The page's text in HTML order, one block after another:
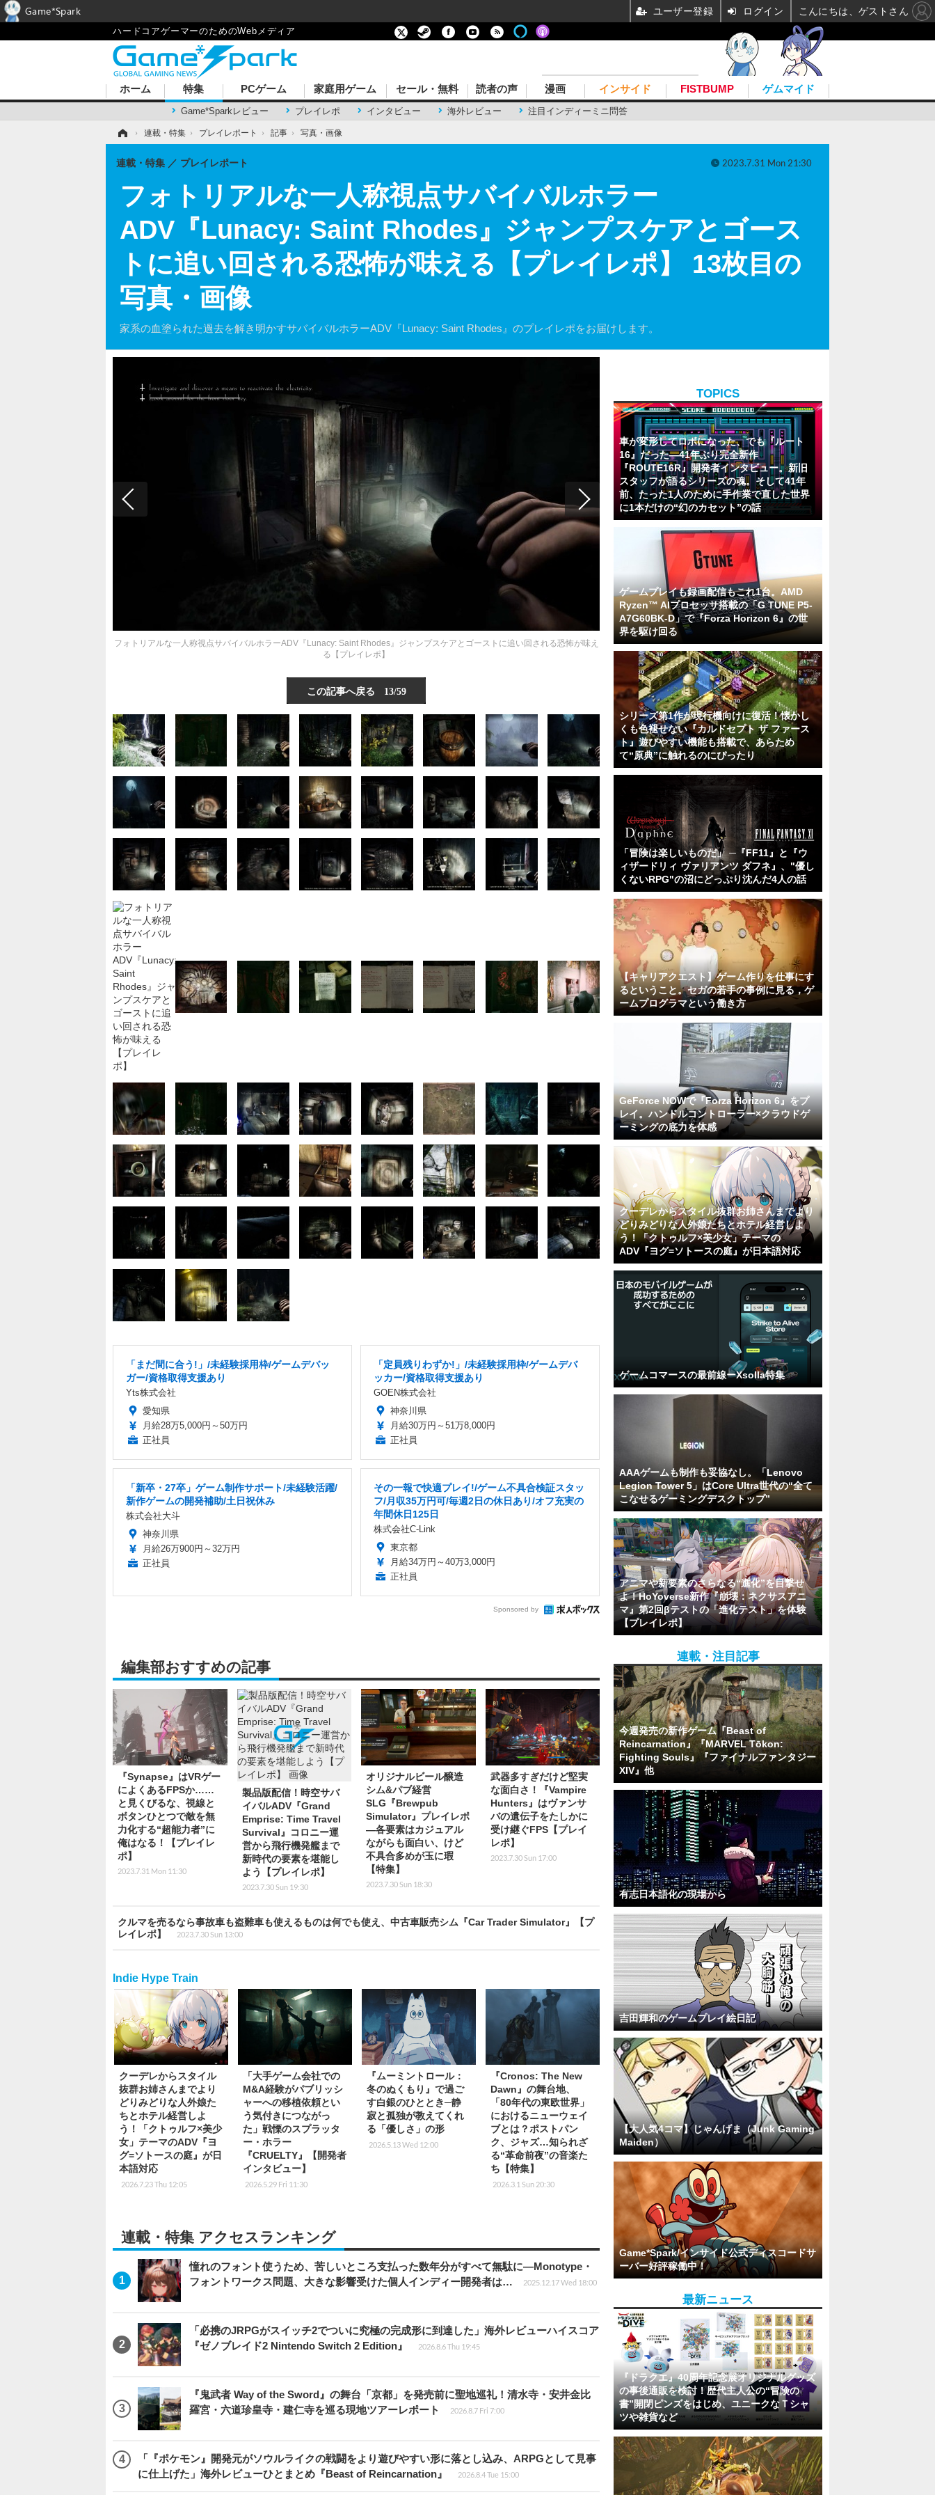
ハードコアゲーマーのためのWebメディア
ホーム 特集
Game*Sparkレビュー プレイレポ インタビュー 海外レビュー 注目インディーミニ問答
PCゲーム 家庭用ゲーム セール・無料 読者の声 漫画 インサイド FISTBUMP ゲムマイド
› 連載・特集 › プレイレポート › 記事 › 写真・画像
フォトリアルな一人称視点サバイバルホラー
ADV『Lunacy: Saint Rhodes』ジャンプスケアとゴース
トに追い回される恐怖が味える【プレイレポ】 13枚目の
写真・画像
家系の血塗られた過去を解き明かすサバイバルホラーADV『Lunacy: Saint Rhodes』のプレイレポをお届けします。
連載・特集 プレイレポート 2023.7.31 Mon 21:30
フォトリアルな一人称視点サバイバルホラーADV『Lunacy: Saint Rhodes』ジャンプスケアとゴーストに追い回される恐怖が味え
る【プレイレポ】
この記事へ戻る 13/59
「まだ間に合う!」/未経験採用枠/ゲームデバッ
ガー/資格取得支援あり
Yts株式会社
愛知県
月給28万5,000円～50万円
正社員
「定員残りわずか!」/未経験採用枠/ゲームデバ
ッカー/資格取得支援あり
GOEN株式会社
神奈川県
月給30万円～51万8,000円
正社員
「新卒・27卒」ゲーム制作サポート/未経験活躍/
新作ゲームの開発補助/土日祝休み
株式会社大斗
神奈川県
月給26万900円～32万円
正社員
その一報で快適プレイ!/ゲーム不具合検証スタッ
フ/月収35万円可/毎週2日の休日あり/オフ充実の
年間休日125日
株式会社C-Link
東京都
月給34万円～40万3,000円
正社員
Sponsored by
編集部おすすめの記事
『Synapse』はVRゲー
によくあるFPSか……
と見くびるな、視線と
ボタンひとつで敵を無
力化する“超能力者”に
俺はなる！【プレイレ
ポ】
2023.7.31 Mon 11:30
製品版配信！時空サバ
イバルADV『Grand
Emprise: Time Travel
Survival』コロニー運
営から飛行機発艦まで
新時代の要素を堪能し
よう【プレイレポ】
2023.7.30 Sun 19:30
オリジナルビール醸造
シム&パブ経営
SLG『Brewpub
Simulator』プレイレポ
―各要素はカジュアル
ながらも面白い、けど
不具合多めが玉に瑕
【特集】
2023.7.30 Sun 18:30
武器多すぎだけど堅実
な面白さ！『Vampire
Hunters』はヴァンサ
バの遺伝子をたしかに
受け継ぐFPS【プレイ
レポ】
2023.7.30 Sun 17:00
クルマを売るなら事故車も盗難車も使えるものは何でも使え、中古車販売シム『Car Trader Simulator』【プ
レイレポ】
2023.7.30 Sun 13:00
Indie Hype Train
クーデレからスタイル
抜群お姉さんまでより
どりみどりな人外娘た
ちとホテル経営しよ
う！「クトゥルフ×美少
女」テーマのADV『ヨ
グ=ソトースの庭』が日
本語対応
2026.7.23 Thu 12:05
「大手ゲーム会社での
M&A経験がパブリッシ
ャーへの移植依頼とい
う気付きにつながっ
た」戦慄のスプラッタ
ー・ホラー
『CRUELTY』【開発者
インタビュー】
2026.5.29 Fri 11:30
『ムーミントロール：
冬のぬくもり』で過ご
す白銀のひととき─静
寂と孤独が教えてくれ
る「優しさ」の形
2026.5.13 Wed 12:00
『Cronos: The New
Dawn』の舞台地、
「80年代の東欧世界」
におけるニューウェイ
ブとは？ポストパン
ク、ジャズ…知られざ
る“革命前夜”の音楽た
ち【特集】
2026.3.1 Sun 20:30
連載・特集 アクセスランキング
憧れのフォント使うため、苦しいところ支払った数年分がすべて無駄に―Monotype・
フォントワークス問題、大きな影響受けた個人インディー開発者は…
2025.12.17 Wed 18:00
「必携のJRPGがスイッチ2でついに究極の完成形に到達した」海外レビューハイスコア
『ゼノブレイド2 Nintendo Switch 2 Edition』
2026.8.6 Thu 19:45
『鬼武者 Way of the Sword』の舞台「京都」を発売前に聖地巡礼！清水寺・安井金比
羅宮・六道珍皇寺・建仁寺を巡る現地ツアーレポート
2026.8.7 Fri 7:00
「『ポケモン』開発元がソウルライクの戦闘をより遊びやすい形に落とし込み、ARPGとして見事
に仕上げた」海外レビューひとまとめ『Beast of Reincarnation』
2026.8.4 Tue 15:00
TOPICS
車が変形してロボになった、でも『ルート
16』だった―41年ぶり完全新作
『ROUTE16R』開発者インタビュー。新旧
スタッフが語るシリーズの魂。そして41年
前、たった1人のために手作業で直した世界
に1本だけの“幻のカセット”の話
ゲームプレイも録画配信もこれ1台。AMD
Ryzen™ AIプロセッサ搭載の「G TUNE P5-
A7G60BK-D」で『Forza Horizon 6』の世
界を駆け回る
シリーズ第1作が現行機向けに復活！懐かし
くも色褪せない『カルドセプト ザ ファース
ト』遊びやすい機能も搭載で、あらため
て“原典”に触れるのにぴったり
「冒険は楽しいものだ」 ─『FF11』と『ウ
ィザードリィ ヴァリアンツ ダフネ』、"優し
くないRPG"の沼にどっぷり沈んだ4人の話
【キャリアクエスト】ゲーム作りを仕事にす
るということ。セガの若手の事例に見る，ゲ
ームプログラマという働き方
GeForce NOWで『Forza Horizon 6』をプ
レイ。ハンドルコントローラー×クラウドゲ
ーミングの底力を体感
クーデレからスタイル抜群お姉さんまでより
どりみどりな人外娘たちとホテル経営しよ
う！「クトゥルフ×美少女」テーマの
ADV『ヨグ=ソトースの庭』が日本語対応
ゲームコマースの最前線ーXsolla特集
AAAゲームも制作も妥協なし。「Lenovo
Legion Tower 5」はCore Ultra世代の“全て
こなせるゲーミングデスクトップ”
アニマや新要素のさらなる“進化”を目撃せ
よ！HoYoverse新作『崩壊：ネクサスアニ
マ』第2回βテストの「進化テスト」を体験
【プレイレポ】
連載・注目記事
今週発売の新作ゲーム『Beast of
Reincarnation』『MARVEL Tōkon:
Fighting Souls』『ファイナルファンタジー
XIV』他
有志日本語化の現場から
吉田輝和のゲームプレイ絵日記
【大人気4コマ】じゃんげま（Junk Gaming
Maiden）
Game*Spark/インサイド公式ディスコードサ
ーバー好評稼働中！
最新ニュース
『ドラクエ』40周年記念展オリジナルグッズ
の事後通販を検討！歴代主人公の“冒険の
書”開閉ピンズをはじめ、ユニークなＴシャ
ツや雑貨など
Game*Spark ユーザー登録 ログイン こんにちは、ゲストさん